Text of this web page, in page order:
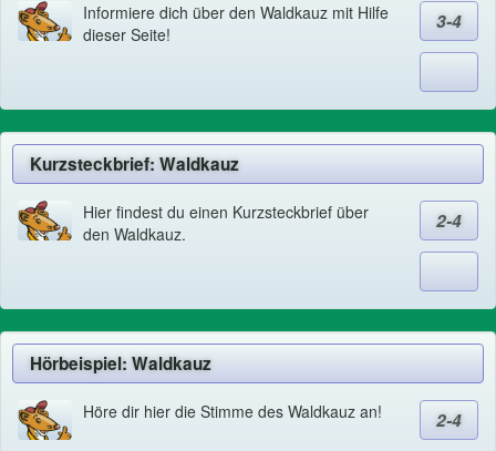
Informiere dich über den Waldkauz mit Hilfe
dieser Seite!
3-4
Kurzsteckbrief: Waldkauz
Hier findest du einen Kurzsteckbrief über
den Waldkauz.
2-4
Hörbeispiel: Waldkauz
Höre dir hier die Stimme des Waldkauz an! 2-4